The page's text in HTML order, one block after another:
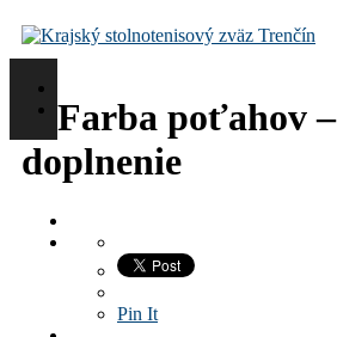
Farba poťahov –
doplnenie
Pin It